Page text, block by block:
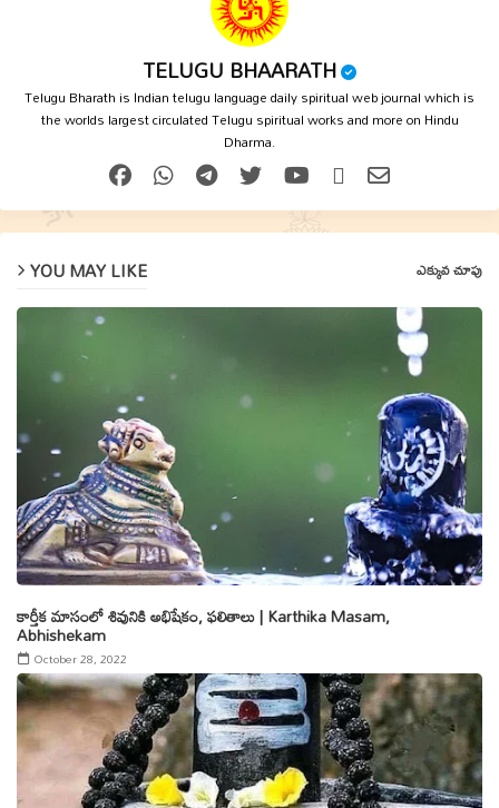
TELUGU BHAARATH
Telugu Bharath is Indian telugu language daily spiritual web journal which is
the worlds largest circulated Telugu spiritual works and more on Hindu
Dharma.
YOU MAY LIKE ఎక్కువ చూపు
కార్తీక మాసంలో శివునికి అభిషేకం, ఫలితాలు | Karthika Masam,
Abhishekam
October 28, 2022